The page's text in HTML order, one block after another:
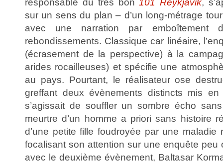
sur un sens du plan – d’un long-métrage
avec une narration par emboîtement
rebondissements. Classique car linéaire,
(écrasement de la perspective) à la
arides rocailleuses) et spécifie une
au pays. Pourtant, le réalisateur ose
greffant deux évènements distincts mis en
s’agissait de souffler un sombre écho
meurtre d’un homme a priori sans histoire
d’une petite fille foudroyée par une maladie
focalisant son attention sur une enquête peu
avec le deuxième évènement, Baltasar